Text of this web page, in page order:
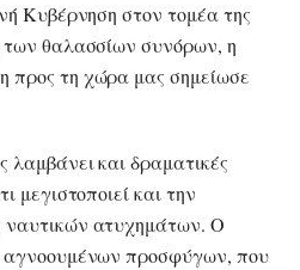
Κυβέρνηση στον τομέα της
των θαλασσίων συνόρων, η
προς τη χώρα μας σημείωσε
και δραματικές
μεγιστοποιεί και την
ναυτικών ατυχημάτων. Ο
αγνοουμένων προσφύγων, που